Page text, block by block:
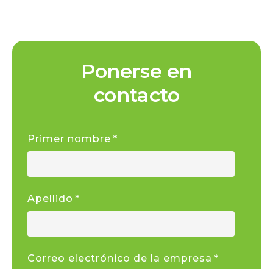
Ponerse en
contacto
Primer nombre *
Apellido *
Correo electrónico de la empresa *